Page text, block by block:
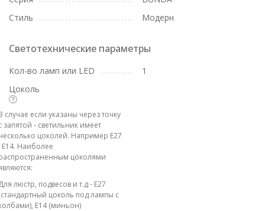
Стиль
Модерн
Светотехнические параметры
Кол-во ламп или LED
1
Цоколь
случае если указаны через точку
запятой - светильник имеет
цоколей. Например E27
E14. Наиболее
цоколями
люстр, подвесов и т.д - E27
цоколь под лампы с
E14 (миньон)